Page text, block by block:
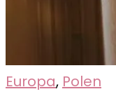
Europa, Polen